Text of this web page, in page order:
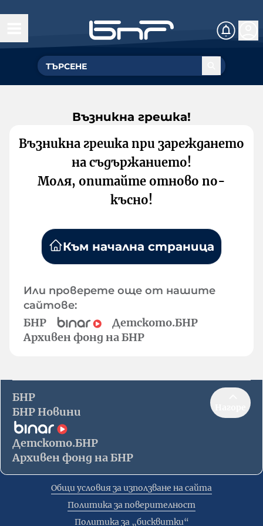
Възникна грешка!
Възникна грешка при зареждането
на съдържанието!
Моля, опитайте отново по-
късно!
Към начална страница
Или проверете още от нашите
сайтове:
БНР
Детското.БНР
Архивен фонд на БНР
БНР
БНР Новини
Детското.БНР
Архивен фонд на БНР
Общи условия за използване на сайта
Политика за поверителност
Политика за „бисквитки“